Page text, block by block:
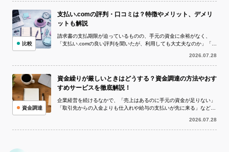
支払い.comの評判・口コミは？特徴やメリット、デメリ
ットも解説
請求書の支払期限が迫っているものの、手元の資金に余裕がなく、
「支払い.comの良い評判を聞いたが、利用しても大丈夫なのか」「実
2026.07.28
比較
資金繰りが厳しいときはどうする？資金調達の方法やおす
すめサービスを徹底解説！
企業経営を続けるなかで、「売上はあるのに手元の資金が足りない」
「取引先からの入金よりも仕入れや給与の支払いが先に来る」など、
2026.07.28
資金調達